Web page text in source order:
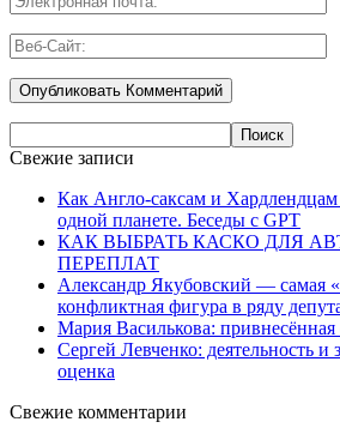
Свежие записи
Как Англо-саксам и
одной планете. Беседы с GPT
КАК ВЫБРАТЬ КАСКО ДЛЯ
ПЕРЕПЛАТ
Александр Якубовский — самая
конфликтная фигура в ряду
Мария Василькова: привнесённая
Сергей Левченко: деятельность
оценка
Свежие комментарии